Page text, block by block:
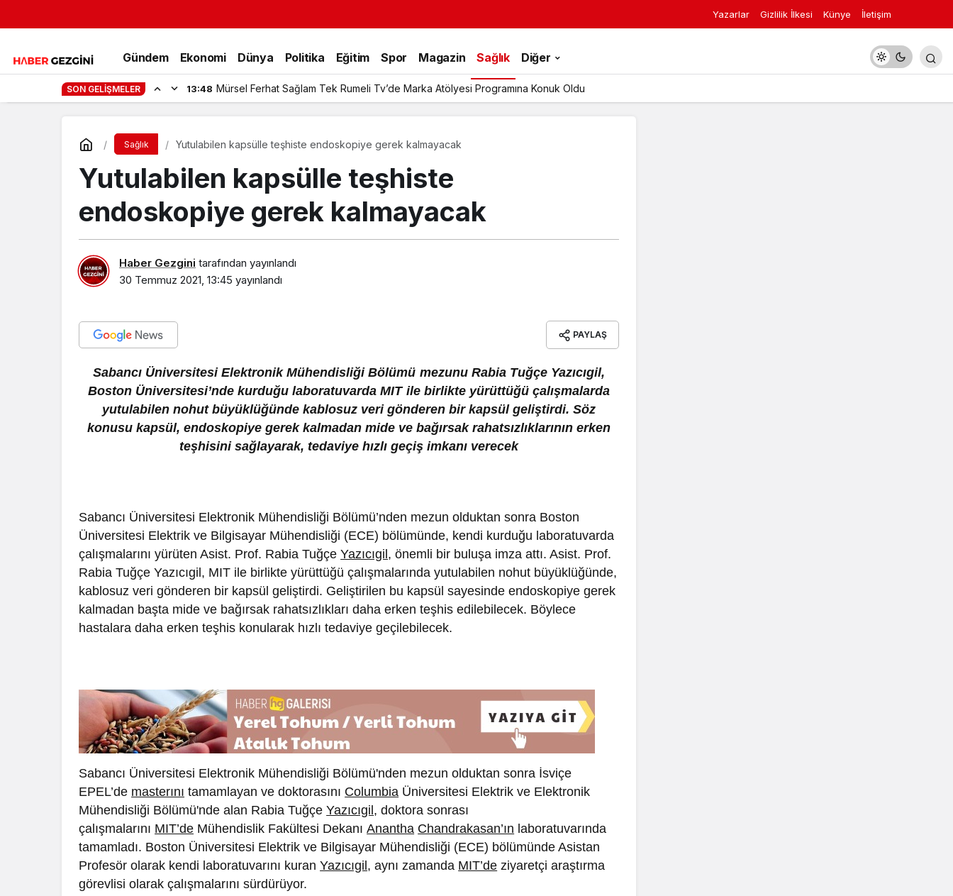
Yazarlar Gizlilik İlkesi Künye İletişim
Gündem Ekonomi Dünya Politika Eğitim Spor Magazin Sağlık Diğer
SON GELIŞMELER 13:48 Mürsel Ferhat Sağlam Tek Rumeli Tv’de Marka Atölyesi Programına Konuk Oldu
Sağlık Yutulabilen kapsülle teşhiste endoskopiye gerek kalmayacak
Yutulabilen kapsülle teşhiste
endoskopiye gerek kalmayacak
Haber Gezgini tarafından yayınlandı
30 Temmuz 2021, 13:45 yayınlandı
PAYLAŞ
Sabancı Üniversitesi Elektronik Mühendisliği Bölümü mezunu Rabia Tuğçe Yazıcıgil,
Boston Üniversitesi’nde kurduğu laboratuvarda MIT ile birlikte yürüttüğü çalışmalarda
yutulabilen nohut büyüklüğünde kablosuz veri gönderen bir kapsül geliştirdi. Söz
konusu kapsül, endoskopiye gerek kalmadan mide ve bağırsak rahatsızlıklarının erken
teşhisini sağlayarak, tedaviye hızlı geçiş imkanı verecek
Sabancı Üniversitesi Elektronik Mühendisliği Bölümü’nden mezun olduktan sonra Boston
Üniversitesi Elektrik ve Bilgisayar Mühendisliği (ECE) bölümünde, kendi kurduğu laboratuvarda
çalışmalarını yürüten Asist. Prof. Rabia TuğçeYazıcıgil, önemli bir buluşa imza attı. Asist. Prof.
Rabia Tuğçe Yazıcıgil, MIT ile birlikte yürüttüğü çalışmalarında yutulabilen nohut büyüklüğünde,
kablosuz veri gönderen bir kapsül geliştirdi. Geliştirilen bu kapsül sayesinde endoskopiye gerek
kalmadan başta mide ve bağırsak rahatsızlıkları daha erken teşhis edilebilecek. Böylece
hastalara daha erken teşhis konularak hızlı tedaviye geçilebilecek.
Sabancı Üniversitesi Elektronik Mühendisliği Bölümü'nden mezun olduktan sonra İsviçe
EPEL’de masterını tamamlayan ve doktorasını Columbia Üniversitesi Elektrik ve Elektronik
Mühendisliği Bölümü'nde alan Rabia TuğçeYazıcıgil, doktora sonrası
çalışmalarını MIT’de Mühendislik Fakültesi DekanıAnantha Chandrakasan’ın laboratuvarında
tamamladı. Boston Üniversitesi Elektrik ve Bilgisayar Mühendisliği (ECE) bölümünde Asistan
Profesör olarak kendi laboratuvarını kuranYazıcıgil, aynı zamanda MIT’de ziyaretçi araştırma
görevlisi olarak çalışmalarını sürdürüyor.